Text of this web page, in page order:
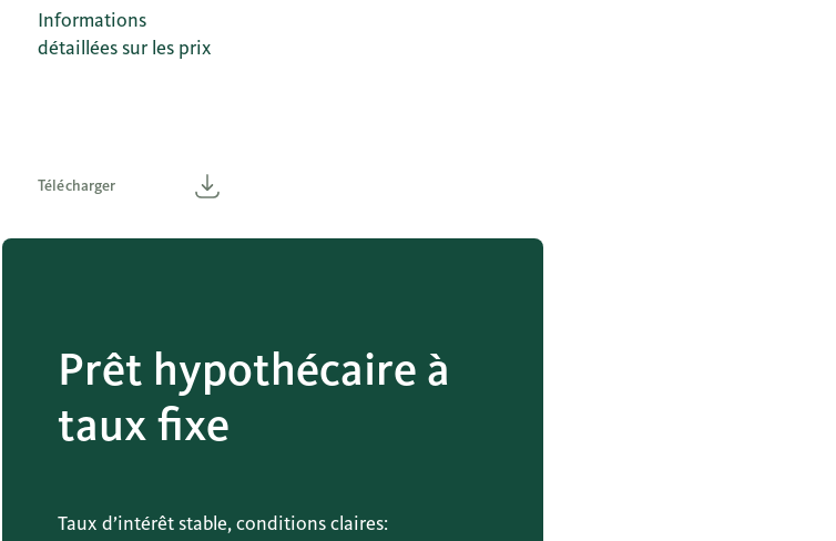
Informations
détaillées sur les prix
Télécharger
Prêt hypothécaire à
taux fixe
Taux d’intérêt stable, conditions claires: